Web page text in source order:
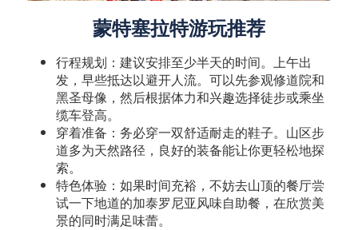
蒙特塞拉特游玩推荐
行程规划：建议安排至少半天的时间。上午出
发，早些抵达以避开人流。可以先参观修道院和
黑圣母像，然后根据体力和兴趣选择徒步或乘坐
缆车登高。
穿着准备：务必穿一双舒适耐走的鞋子。山区步
道多为天然路径，良好的装备能让你更轻松地探
索。
特色体验：如果时间充裕，不妨去山顶的餐厅尝
试一下地道的加泰罗尼亚风味自助餐，在欣赏美
景的同时满足味蕾。